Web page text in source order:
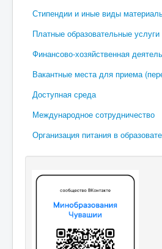
Стипендии и иные виды
Платные образовательные услуги
Финансово-хозяйственная
Вакантные места для приема
Доступная среда
Международное сотрудничество
Организация питания в